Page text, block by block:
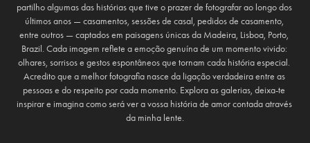
partilho algumas das histórias que tive o prazer de fotografar ao longo dos
últimos anos — casamentos, sessões de casal, pedidos de casamento,
entre outros — captados em paisagens únicas da Madeira, Lisboa, Porto,
Brazil. Cada imagem reflete a emoção genuína de um momento vivido:
olhares, sorrisos e gestos espontâneos que tornam cada história especial.
Acredito que a melhor fotografia nasce da ligação verdadeira entre as
pessoas e do respeito por cada momento. Explora as galerias, deixa-te
inspirar e imagina como será ver a vossa história de amor contada através
da minha lente.